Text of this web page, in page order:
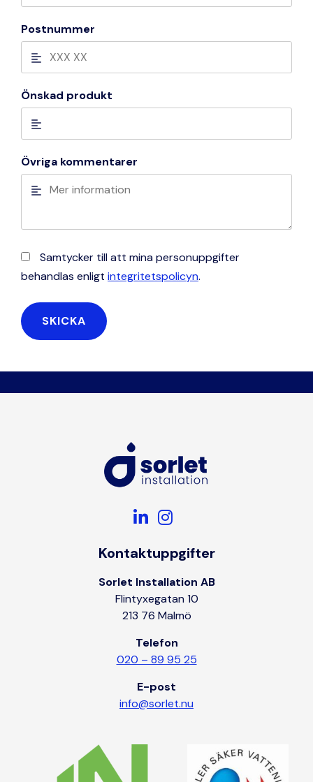
Postnummer
Önskad produkt
Övriga kommentarer
Samtycker till att mina personuppgifter
behandlas enligt integritetspolicyn.
Kontaktuppgifter
Sorlet Installation AB
Flintyxegatan 10
213 76 Malmö
Telefon
020 – 89 95 25
E-post
info@sorlet.nu